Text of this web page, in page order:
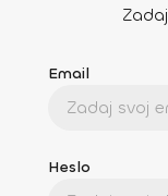
Email
Heslo